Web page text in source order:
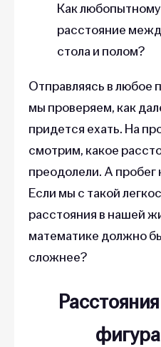
Как любопытному
расстояние
стола и полом?
Отправляясь в любое
мы проверяем, как
придется ехать. На
смотрим, какое
преодолели. А
Если мы с такой
расстояния в нашей
математике должно
сложнее?